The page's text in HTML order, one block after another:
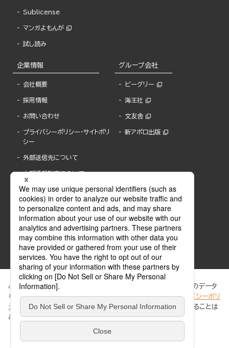
Sublicense
マンガよもんが
試し読み
企業情報
会社概要
採用情報
お問い合わせ
プライバシーポリシー・サイトポリ
シー
外部送信先について
内部通報制度について
グループ会社
ビーグリー
海王社
文友舎
新アポロ出版
ABJマークは、この電子書店・電子書籍配信サービスが、著作権者からコンテンツ使用許諾を
得た正規版配信サービスであることを示す登録商標(登録番号 第6091713号)です。
ABJマークの詳細、ABJマークを掲示しているサービスの一覧はこちら。
ぶんか社が運営するサイトでは、利便性向上のためにCookie等のデータ
を使用しています。 当社のCookieについての詳細は、「プライバシーポリ
シー
」をご覧ください。当サイトでは、訪問者の個人情報を追跡することは
ありません。